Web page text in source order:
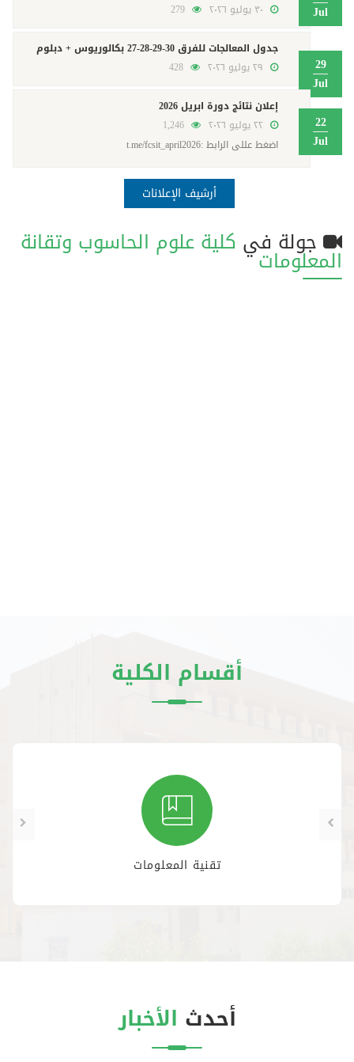
Jul
29
Jul
جدول المعالجات للفرق 30-29-28-27 بكالوريوس + دبلوم
22
Jul
إعلان نتائج دورة ابريل 2026
اضغط عللى الرابط :t.me/fcsit_april2026
أرشيف الإعلانات
جولة في كلية علوم الحاسوب وتقانة
المعلومات
أقسام الكلية
تقنية المعلومات
أحدث الأخبار